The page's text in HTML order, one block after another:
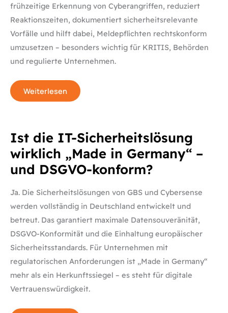
frühzeitige Erkennung von Cyberangriffen, reduziert
Reaktionszeiten, dokumentiert sicherheitsrelevante
Vorfälle und hilft dabei, Meldepflichten rechtskonform
umzusetzen – besonders wichtig für KRITIS, Behörden
und regulierte Unternehmen.
Weiterlesen
Ist die IT-Sicherheitslösung
wirklich „Made in Germany“ –
und DSGVO-konform?
Ja. Die Sicherheitslösungen von GBS und Cybersense
werden vollständig in Deutschland entwickelt und
betreut. Das garantiert maximale Datensouveränität,
DSGVO-Konformität und die Einhaltung europäischer
Sicherheitsstandards. Für Unternehmen mit
regulatorischen Anforderungen ist „Made in Germany“
mehr als ein Herkunftssiegel – es steht für digitale
Vertrauenswürdigkeit.
Ist
die
IT-
Sicherheitslösung
wirklich
„Made
in
–
und
DSGVO-
konform?